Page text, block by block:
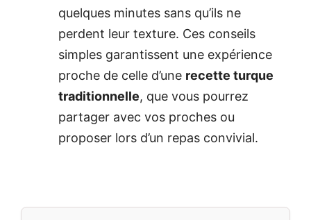
quelques minutes sans qu’ils ne
perdent leur texture. Ces conseils
simples garantissent une expérience
proche de celle d’une recette turque
traditionnelle, que vous pourrez
partager avec vos proches ou
proposer lors d’un repas convivial.